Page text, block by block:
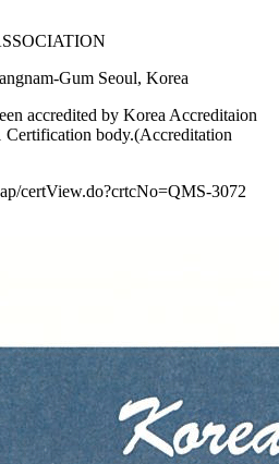
Gum Seoul, Korea
accredited by Korea Accreditaion
body.(Accreditation
certView.do?crtcNo=QMS-3072